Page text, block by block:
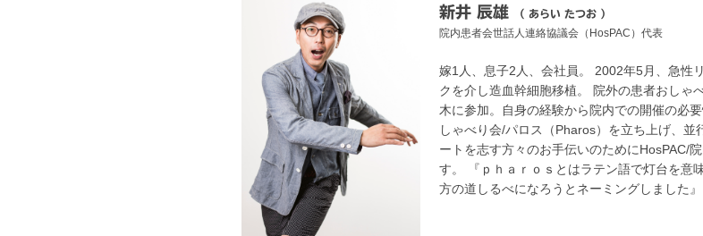
新井 辰雄 （ あらい たつお ）
院内患者会世話人連絡協議会（HosPAC）代表
嫁1人、息子2人、会社員。 2002年5月、急性
クを介し造血幹細胞移植。 院外の患者おしゃ
木に参加。自身の経験から院内での開催の必
しゃべり会/パロス（Pharos）を立ち上げ、
ートを志す方々のお手伝いのためにHosPAC/
す。 『ｐｈａｒｏｓとはラテン語で灯台を意
方の道しるべになろうとネーミングしました』